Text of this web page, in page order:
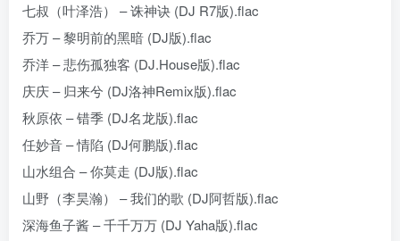
七叔（叶泽浩） – 诛神诀 (DJ R7版).flac
乔万 – 黎明前的黑暗 (DJ版).flac
乔洋 – 悲伤孤独客 (DJ.House版).flac
庆庆 – 归来兮 (DJ洛神Remix版).flac
秋原依 – 错季 (DJ名龙版).flac
任妙音 – 情陷 (DJ何鹏版).flac
山水组合 – 你莫走 (DJ版).flac
山野（李昊瀚） – 我们的歌 (DJ阿哲版).flac
深海鱼子酱 – 千千万万 (DJ Yaha版).flac